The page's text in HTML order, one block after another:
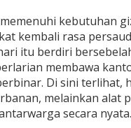
kebutuhan
kembali rasa
itu berdiri
membawa
Di sini terlihat,
melainkan alat
secara nyata.